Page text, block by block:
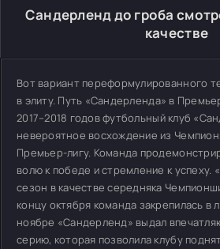
Сандерленд до гроба
качестве
Вот вариант переформулированного
в элиту. Путь «Сандерленда» в
2017–2018 годов футбольный клуб
невероятное восхождение из
Премьер-лигу. Команда
волю к победе и стремление к успеху.
сезон в качестве середняка
концу октября команда закрепилась в
ноябре «Сандерленд» выдал
серию, которая позволила клубу